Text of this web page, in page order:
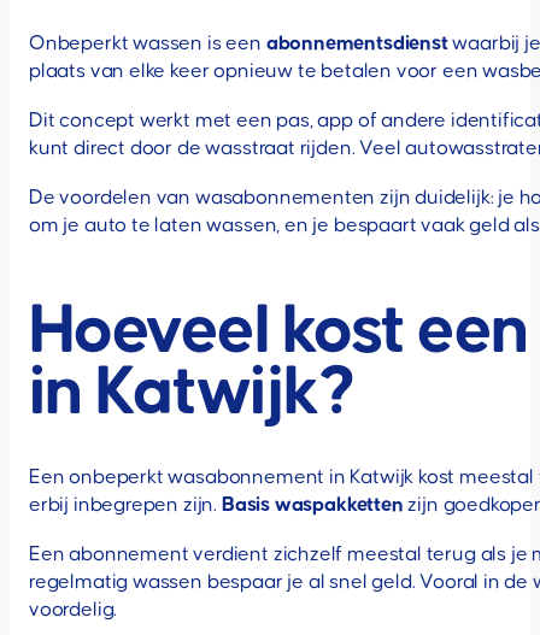
Onbeperkt wassen is een abonnementsdienstwaarbij
plaats van elke keer opnieuw te betalen voor een
Dit concept werkt met een pas, app of andere
kunt direct door de wasstraat rijden. Veel
De voordelen van wasabonnementen zijn duidelijk: je
om je auto te laten wassen, en je bespaart vaak geld
Hoeveel kost
in Katwijk?
Een onbeperkt wasabonnement in Katwijk kost
erbij inbegrepen zijn. Basis waspakketten zijn
Een abonnement verdient zichzelf meestal terug als je
regelmatig wassen bespaar je al snel geld. Vooral in
voordelig.